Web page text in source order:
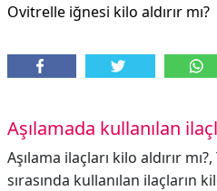
Ovitrelle iğnesi kilo aldırır mı?
Aşılamada kullanılan
Aşılama ilaçları kilo aldırır
sırasında kullanılan ilaçların